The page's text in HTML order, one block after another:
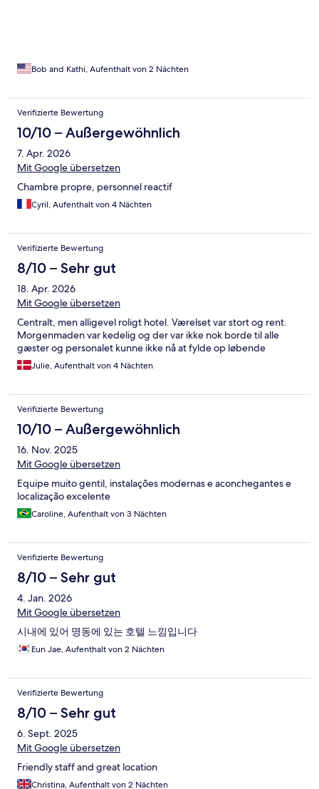
Bob and Kathi, Aufenthalt von 2 Nächten
Verifizierte Bewertung
10/10 – Außergewöhnlich
7. Apr. 2026
Mit Google übersetzen
Chambre propre, personnel reactif
Cyril, Aufenthalt von 4 Nächten
Verifizierte Bewertung
8/10 – Sehr gut
18. Apr. 2026
Mit Google übersetzen
Centralt, men alligevel roligt hotel. Værelset var stort og rent.
Morgenmaden var kedelig og der var ikke nok borde til alle
gæster og personalet kunne ikke nå at fylde op løbende
Julie, Aufenthalt von 4 Nächten
Verifizierte Bewertung
10/10 – Außergewöhnlich
16. Nov. 2025
Mit Google übersetzen
Equipe muito gentil, instalações modernas e aconchegantes e
localização excelente
Caroline, Aufenthalt von 3 Nächten
Verifizierte Bewertung
8/10 – Sehr gut
4. Jan. 2026
Mit Google übersetzen
시내에 있어 명동에 있는 호텔 느낌입니다
Eun Jae, Aufenthalt von 2 Nächten
Verifizierte Bewertung
8/10 – Sehr gut
6. Sept. 2025
Mit Google übersetzen
Friendly staff and great location
Christina, Aufenthalt von 2 Nächten